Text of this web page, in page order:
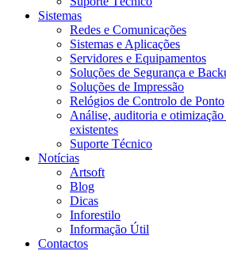
Sistemas
Redes e Comunicações
Sistemas e Aplicações
Servidores e Equipamentos
Soluções de Segurança e
Soluções de Impressão
Relógios de Controlo de Ponto
Análise, auditoria e otimização
existentes
Suporte Técnico
Notícias
Artsoft
Blog
Dicas
Inforestilo
Informação Útil
Contactos